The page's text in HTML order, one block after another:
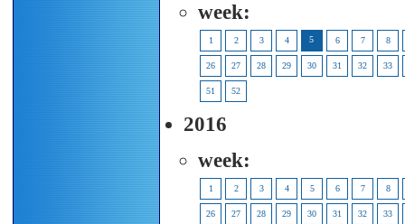
week:
1 2 3 4 5 6 7 8
26 27 28 29 30 31 32 33
51 52
2016
week:
1 2 3 4 5 6 7 8
26 27 28 29 30 31 32 33